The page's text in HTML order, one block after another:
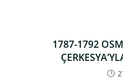
1787-1792